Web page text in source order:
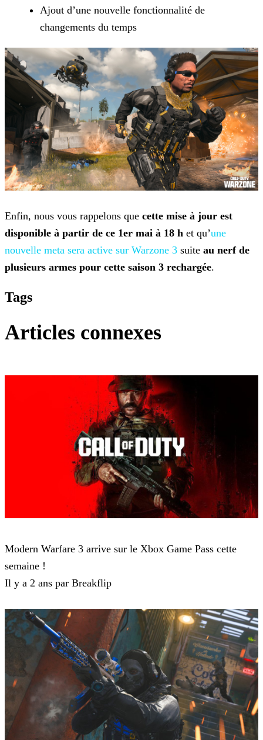
Ajout d’une nouvelle fonctionnalité de
changements du temps
Enfin, nous vous rappelons que cette mise à jour est
disponible à partir de ce 1er mai à 18 h et qu’une
nouvelle meta sera active sur Warzone 3 suite au nerf de
plusieurs armes pour cette saison 3 rechargée.
Tags
Articles connexes
Modern Warfare 3 arrive sur le Xbox Game Pass cette
semaine !
Il y a 2 ans par Breakflip